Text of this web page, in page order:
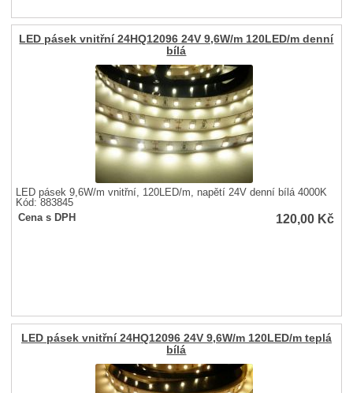
LED pásek vnitřní 24HQ12096 24V 9,6W/m 120LED/m denní
bílá
LED pásek 9,6W/m vnitřní, 120LED/m, napětí 24V denní bílá 4000K
Kód: 883845
Cena s DPH
120,00 Kč
LED pásek vnitřní 24HQ12096 24V 9,6W/m 120LED/m teplá
bílá